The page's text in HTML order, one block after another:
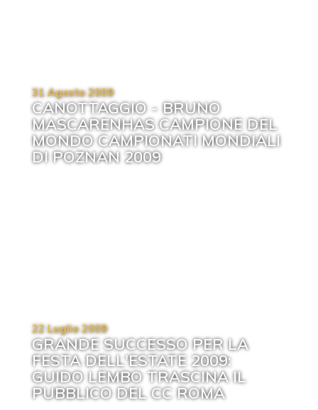
31 Agosto 2009
CANOTTAGGIO - BRUNO
MASCARENHAS CAMPIONE DEL
MONDO CAMPIONATI MONDIALI
DI POZNAN 2009
22 Luglio 2009
GRANDE SUCCESSO PER LA
FESTA DELL'ESTATE 2009:
GUIDO LEMBO TRASCINA IL
PUBBLICO DEL CC ROMA